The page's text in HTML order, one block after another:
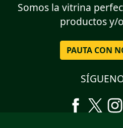
Somos la vitrina
productos y/
PAUTA CON